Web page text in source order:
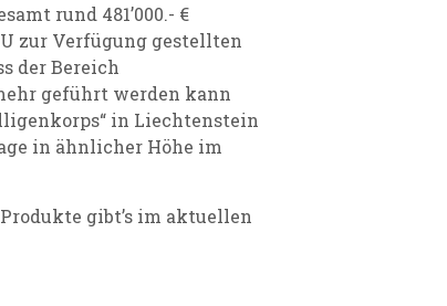
rund 481’000.- €
zur Verfügung gestellten
der Bereich
geführt werden kann
in Liechtenstein
in ähnlicher Höhe im
gibt’s im aktuellen